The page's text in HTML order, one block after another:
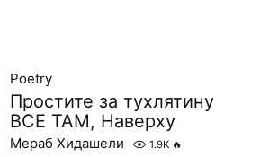
Poetry
Простите за тухлятину
ВСЕ ТАМ, Наверху
Мераб Хидашели 1.9K 🔥